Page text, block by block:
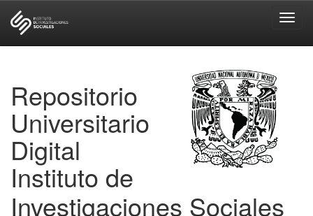
Repositorio
Universitario
Digital
Instituto de
Investigaciones Sociales